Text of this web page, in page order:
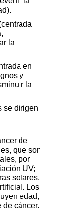
la
en
y
la
se dirigen
de
que son
por
UV;
solares,
Los
edad,
de cáncer.